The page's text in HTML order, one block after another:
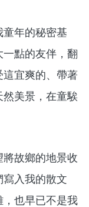
年的秘密基
點的友伴，翻
宜爽的、帶著
美景，在童騃
故鄉的地景收
入我的散文
也早已不是我